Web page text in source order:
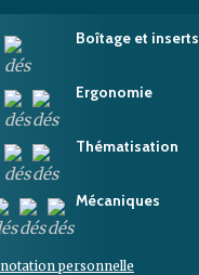
Boîtage et inserts
Ergonomie
Thématisation
Mécaniques
notation personnelle